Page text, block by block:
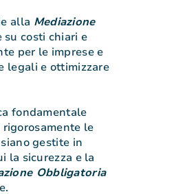
alla Mediazione
su costi chiari e
per le imprese e
legali e ottimizzare
fondamentale
le
gestite in
la sicurezza e la
Obbligatoria